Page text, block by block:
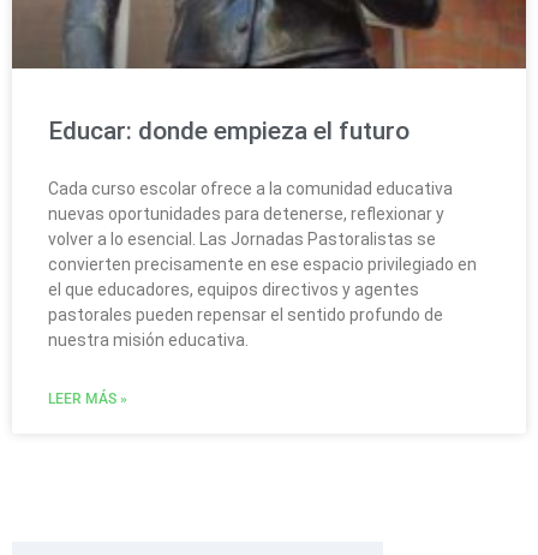
Educar: donde empieza el futuro
Cada curso escolar ofrece a la comunidad educativa
nuevas oportunidades para detenerse, reflexionar y
volver a lo esencial. Las Jornadas Pastoralistas se
convierten precisamente en ese espacio privilegiado en
el que educadores, equipos directivos y agentes
pastorales pueden repensar el sentido profundo de
nuestra misión educativa.
LEER MÁS »